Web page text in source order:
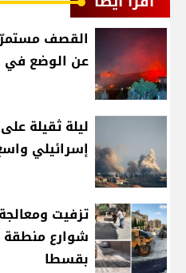
القصف
عن الوضع في
ليلة ثقيلة
إسرائيلي
تزفيت
شوارع منطقة
بقسطا